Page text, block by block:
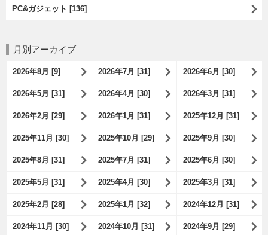
PC&ガジェット [136]
月別アーカイブ
2026年8月 [9] 2026年7月 [31] 2026年6月 [30]
2026年5月 [31] 2026年4月 [30] 2026年3月 [31]
2026年2月 [29] 2026年1月 [31] 2025年12月 [31]
2025年11月 [30] 2025年10月 [29] 2025年9月 [30]
2025年8月 [31] 2025年7月 [31] 2025年6月 [30]
2025年5月 [31] 2025年4月 [30] 2025年3月 [31]
2025年2月 [28] 2025年1月 [32] 2024年12月 [31]
2024年11月 [30] 2024年10月 [31] 2024年9月 [29]